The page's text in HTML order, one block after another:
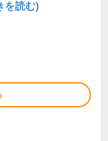
を読む)